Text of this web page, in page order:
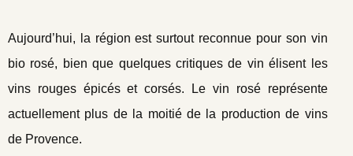
Aujourd’hui, la région est surtout reconnue pour son vin
bio rosé, bien que quelques critiques de vin élisent les
vins rouges épicés et corsés. Le vin rosé représente
actuellement plus de la moitié de la production de vins
de Provence.